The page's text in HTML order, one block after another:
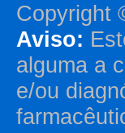
Copyright
Aviso:
alguma a
e/ou